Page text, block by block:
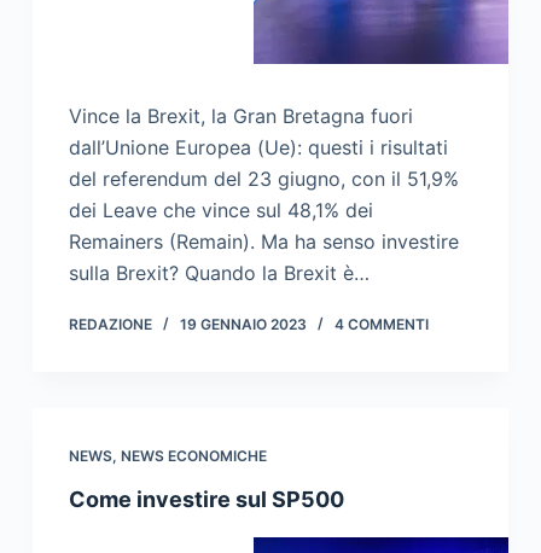
Vince la Brexit, la Gran Bretagna fuori
dall’Unione Europea (Ue): questi i risultati
del referendum del 23 giugno, con il 51,9%
dei Leave che vince sul 48,1% dei
Remainers (Remain). Ma ha senso investire
sulla Brexit? Quando la Brexit è…
REDAZIONE 19 GENNAIO 2023 4 COMMENTI
NEWS, NEWS ECONOMICHE
Come investire sul SP500